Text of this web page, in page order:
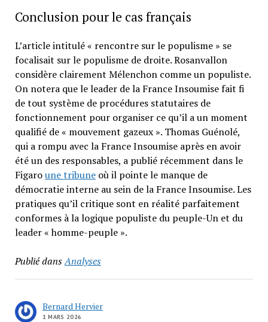
Conclusion pour le cas français
L’article intitulé « rencontre sur le populisme » se
focalisait sur le populisme de droite. Rosanvallon
considère clairement Mélenchon comme un populiste.
On notera que le leader de la France Insoumise fait fi
de tout système de procédures statutaires de
fonctionnement pour organiser ce qu’il a un moment
qualifié de « mouvement gazeux ». Thomas Guénolé,
qui a rompu avec la France Insoumise après en avoir
été un des responsables, a publié récemment dans le
Figaroune tribuneoù il pointe le manque de
démocratie interne au sein de la France Insoumise. Les
pratiques qu’il critique sont en réalité parfaitement
conformes à la logique populiste du peuple-Un et du
leader « homme-peuple ».
Publié dansAnalyses
Bernard Hervier
1 MARS 2026